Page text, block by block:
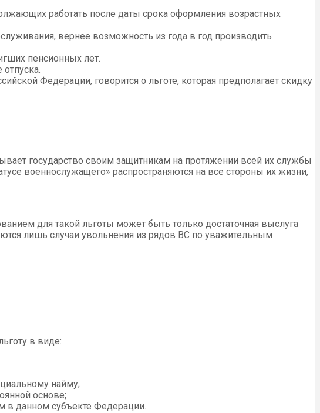
работать после даты срока оформления возрастных
вернее возможность из года в год производить
пенсионных лет.
Федерации, говорится о льготе, которая предполагает скидку
государство своим защитникам на протяжении всей их службы
военнослужащего» распространяются на все стороны их жизни,
для такой льготы может быть только достаточная выслуга
лишь случаи увольнения из рядов ВС по уважительным
в виде:
найму;
основе;
в данном субъекте Федерации.